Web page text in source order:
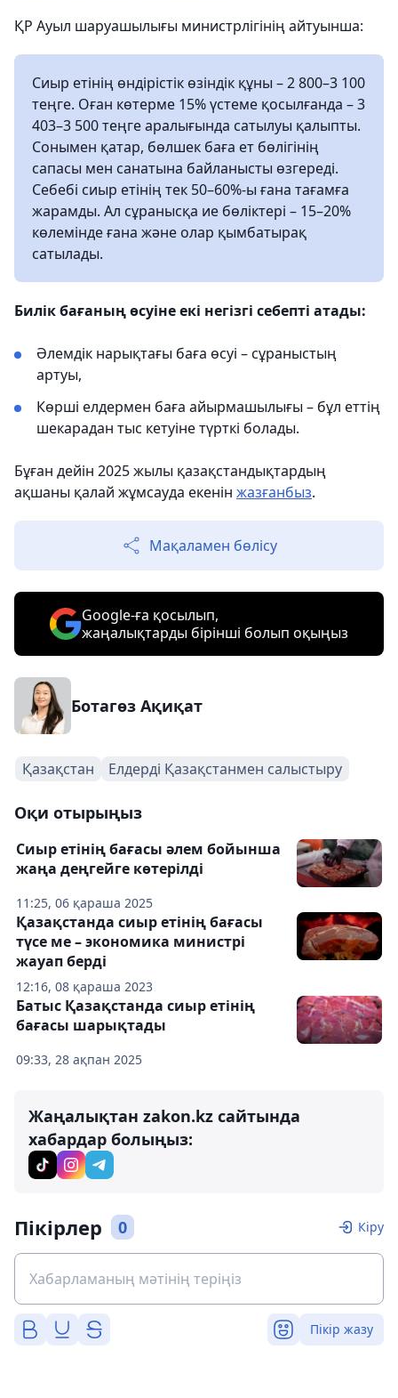
ҚР Ауыл шаруашылығы министрлігінің айтуынша:
Сиыр етінің өндірістік өзіндік құны – 2 800–3 100
теңге. Оған көтерме 15% үстеме қосылғанда – 3
403–3 500 теңге аралығында сатылуы қалыпты.
Сонымен қатар, бөлшек баға ет бөлігінің
сапасы мен санатына байланысты өзгереді.
Себебі сиыр етінің тек 50–60%-ы ғана тағамға
жарамды. Ал сұранысқа ие бөліктері – 15–20%
көлемінде ғана және олар қымбатырақ
сатылады.
Билік бағаның өсуіне екі негізгі себепті атады:
Әлемдік нарықтағы баға өсуі – сұраныстың
артуы,
Көрші елдермен баға айырмашылығы – бұл еттің
шекарадан тыс кетуіне түрткі болады.
Бұған дейін 2025 жылы қазақстандықтардың
ақшаны қалай жұмсауда екенін жазғанбыз.
Мақаламен бөлісу
Google-ға қосылып,
жаңалықтарды бірінші болып оқыңыз
Ботагөз Ақиқат
Қазақстан Елдерді Қазақстанмен салыстыру
Оқи отырыңыз
11:25, 06 қараша 2025
Сиыр етінің бағасы әлем бойынша
жаңа деңгейге көтерілді
12:16, 08 қараша 2023
Қазақстанда сиыр етінің бағасы
түсе ме – экономика министрі
жауап берді
09:33, 28 ақпан 2025
Батыс Қазақстанда сиыр етінің
бағасы шарықтады
Жаңалықтан zakon.kz сайтында
хабардар болыңыз:
Пікірлер 0 Кіру
Пікір жазу